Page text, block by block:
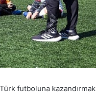
futboluna kazandırmak